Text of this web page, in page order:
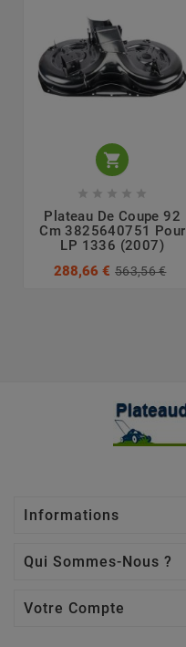

    
Plateau De Coupe 92
Cm 3825640751 Pour
LP 1336 (2007)
288,66 € 563,56 €
Informations
Qui Sommes-Nous ?
Votre Compte